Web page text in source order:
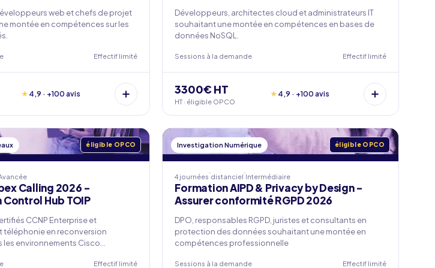
web et chefs de projet
montée en compétences sur les
Effectif limité
★ 4,9 · +100 avis
Développeurs, architectes cloud et administrateurs IT
souhaitant une montée en compétences en bases de
données NoSQL.
Sessions à la demande Effectif limité
3300€ HT
HT · éligible OPCO
★ 4,9 · +100 avis
éligible OPCO
Calling 2026 -
Hub TOIP
CCNP Enterprise et
en reconversion
les environnements Cisco
Effectif limité
Investigation Numérique éligible OPCO
4 journées distanciel Intermédiaire
Formation AIPD & Privacy by Design -
Assurer conformité RGPD 2026
DPO, responsables RGPD, juristes et consultants en
protection des données souhaitant une montée en
compétences professionnelle
Sessions à la demande Effectif limité